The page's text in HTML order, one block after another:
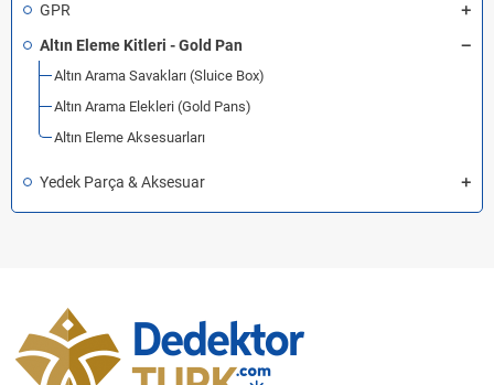
GPR
Altın Eleme Kitleri - Gold Pan
Altın Arama Savakları (Sluice Box)
Altın Arama Elekleri (Gold Pans)
Altın Eleme Aksesuarları
Yedek Parça & Aksesuar